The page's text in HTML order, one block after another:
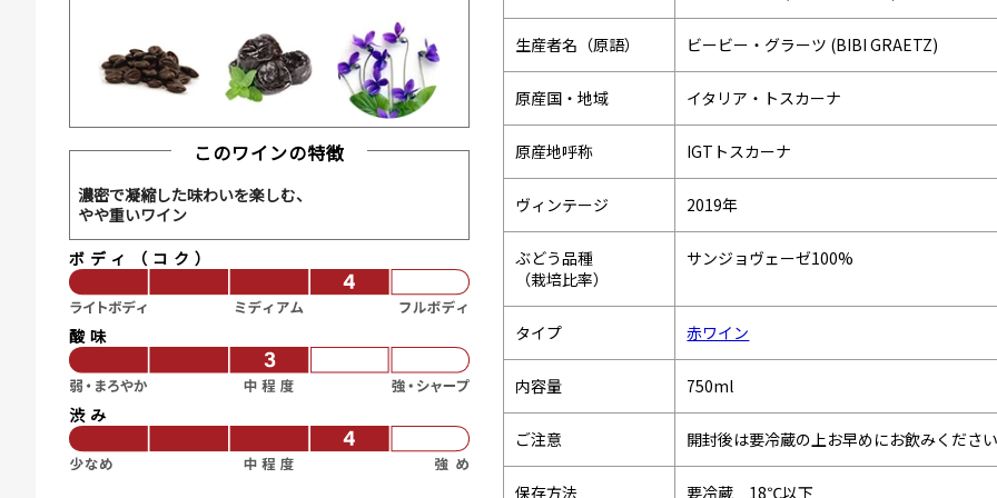
このワインの特徴
濃密で凝縮した味わいを楽しむ、
やや重いワイン
ボディ（コク）
酸味
渋み
生産者名（原語） ビービー・グラーツ (BIBI GRAETZ)
原産国・地域 イタリア・トスカーナ
原産地呼称 IGTトスカーナ
ヴィンテージ 2019年
ぶどう品種
（栽培比率）
サンジョヴェーゼ100%
タイプ 赤ワイン
内容量 750ml
ご注意 開封後は要冷蔵の上お早めにお飲みくださ
保存方法 要冷蔵 18℃以下